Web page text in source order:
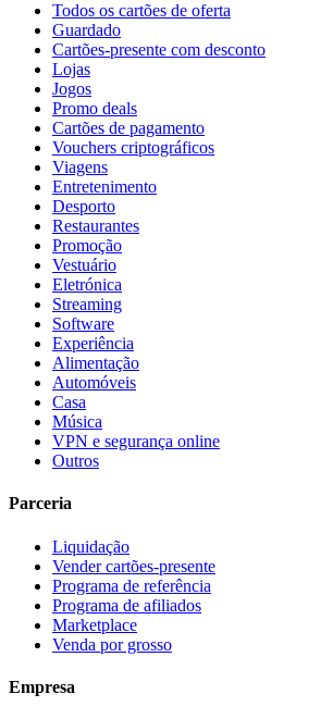
Todos os cartões de oferta
Guardado
Cartões-presente com desconto
Lojas
Jogos
Promo deals
Cartões de pagamento
Vouchers criptográficos
Viagens
Entretenimento
Desporto
Restaurantes
Promoção
Vestuário
Eletrónica
Streaming
Software
Experiência
Alimentação
Automóveis
Casa
Música
VPN e segurança online
Outros
Parceria
Liquidação
Vender cartões-presente
Programa de referência
Programa de afiliados
Marketplace
Venda por grosso
Empresa